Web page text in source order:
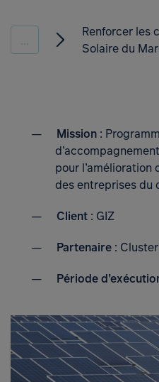
...
Renforcer les
Solaire du
Mission :
pour
des entreprises du
Client : GIZ
Partenaire :
Période